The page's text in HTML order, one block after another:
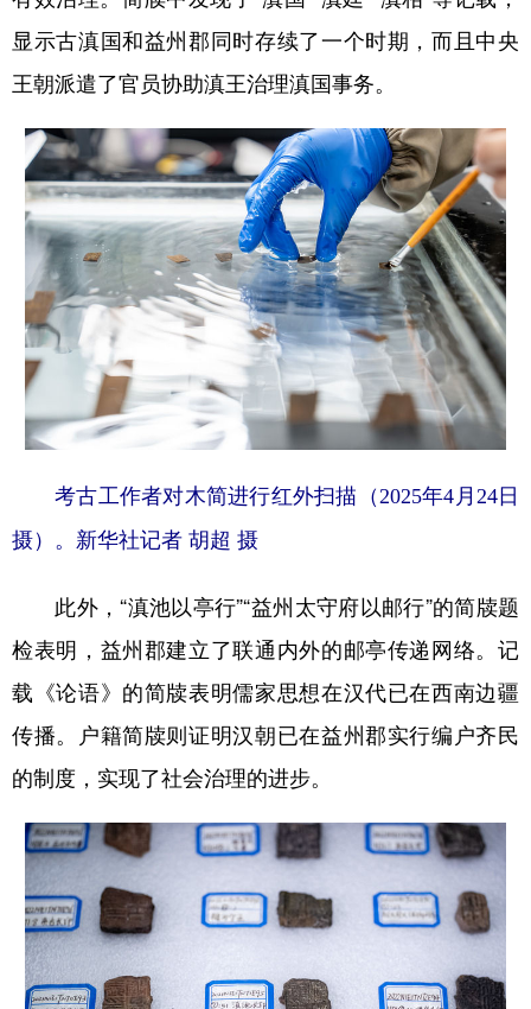
显示古滇国和益州郡同时存续了一个时期，而且中央
王朝派遣了官员协助滇王治理滇国事务。
考古工作者对木简进行红外扫描（2025年4月24日
摄）。新华社记者 胡超 摄
此外，“滇池以亭行”“益州太守府以邮行”的简牍题
检表明，益州郡建立了联通内外的邮亭传递网络。记
载《论语》的简牍表明儒家思想在汉代已在西南边疆
传播。户籍简牍则证明汉朝已在益州郡实行编户齐民
的制度，实现了社会治理的进步。